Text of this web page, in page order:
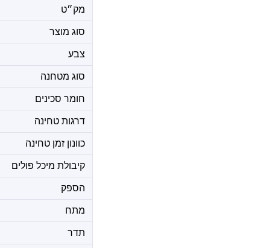
מק״ט
סוג מוצר
צבע
סוג מטחנה
חומר סכינים
דרגות טחינה
כוונון זמן טחינה
קיבולת מיכל פולים
הספק
מתח
תדר